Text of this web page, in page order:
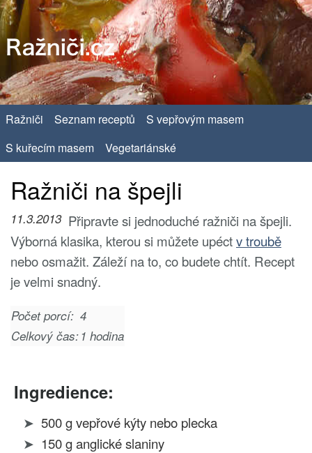
Ražniči Seznam receptů
S vepřovým masem
S kuřecím masem
Vegetariánské
Ražniči na špejli
11.3.2013 Připravte si jednoduché ražniči na špejli.
Výborná klasika, kterou si můžete upéctv troubě
nebo osmažit. Záleží na to, co budete chtít. Recept
je velmi snadný.
Počet porcí: 4
Celkový čas: 1 hodina
Ingredience:
500 g vepřové kýty nebo plecka
150 g anglické slaniny